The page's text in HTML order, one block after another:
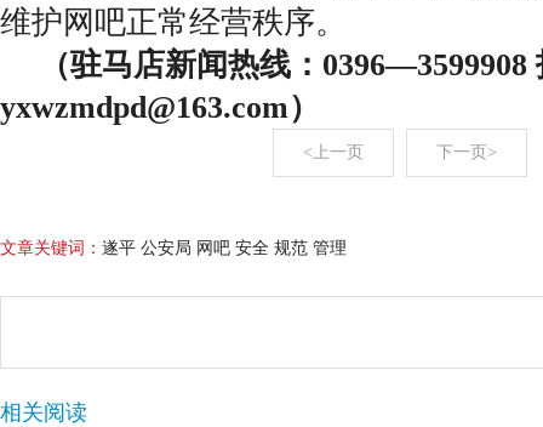
维护网吧正常经营秩序。
（驻马店新闻热线：0396—3599908
yxwzmdpd@163.com）
<上一页 下一页>
文章关键词： 遂平 公安局 网吧 安全 规范 管理
相关阅读